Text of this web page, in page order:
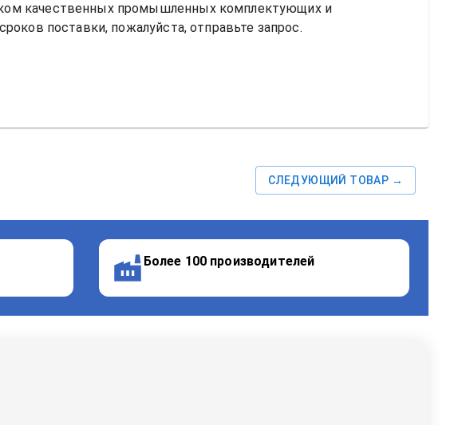
качественных промышленных комплектующих и
поставки, пожалуйста, отправьте запрос.
СЛЕДУЮЩИЙ ТОВАР →
Более 100 производителей